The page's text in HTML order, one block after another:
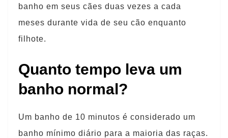
banho em seus cães duas vezes a cada
meses durante vida de seu cão enquanto
filhote.
Quanto tempo leva um
banho normal?
Um banho de 10 minutos é considerado um
banho mínimo diário para a maioria das raças.